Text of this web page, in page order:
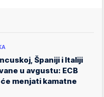
Španiji i Italiji
u avgustu: ECB
menjati kamatne